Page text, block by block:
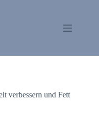
verbessern und Fett